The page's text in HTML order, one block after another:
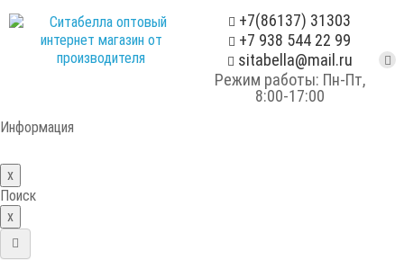
+7(86137) 31303
+7 938 544 22 99
sitabella@mail.ru
Режим работы: Пн-Пт,
8:00-17:00
Информация
x
Поиск
x